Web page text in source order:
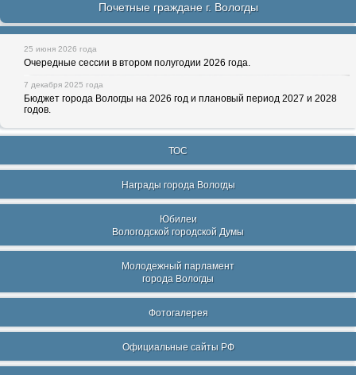
Почетные граждане г. Вологды
25 июня 2026 года
Очередные сессии в втором полугодии 2026 года.
7 декабря 2025 года
Бюджет города Вологды на 2026 год и плановый период 2027 и 2028
годов.
ТОС
Награды города Вологды
Юбилеи
Вологодской городской Думы
Молодежный парламент
города Вологды
Фотогалерея
Официальные сайты РФ